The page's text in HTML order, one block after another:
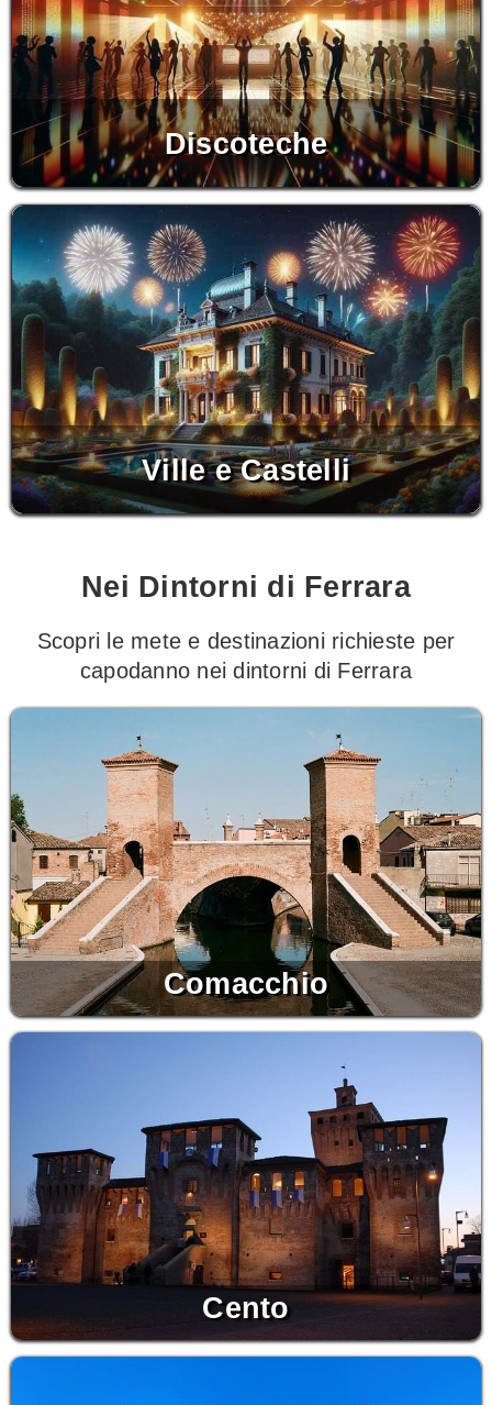
Discoteche
Ville e Castelli
Nei Dintorni di Ferrara
Scopri le mete e destinazioni richieste per
capodanno nei dintorni di Ferrara
Comacchio
Cento